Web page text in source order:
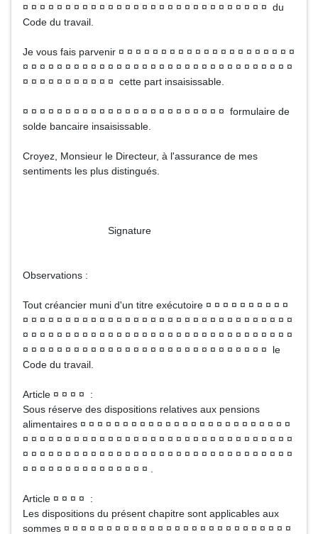
¤ ¤ ¤ ¤ ¤ ¤ ¤ ¤ ¤ ¤ ¤ ¤ ¤ ¤ ¤ ¤ ¤ ¤ ¤ ¤ ¤ ¤ ¤ ¤ ¤ ¤ ¤ ¤ ¤ du
Code du travail.
Je vous fais parvenir ¤ ¤ ¤ ¤ ¤ ¤ ¤ ¤ ¤ ¤ ¤ ¤ ¤ ¤ ¤ ¤ ¤ ¤ ¤ ¤ ¤
¤ ¤ ¤ ¤ ¤ ¤ ¤ ¤ ¤ ¤ ¤ ¤ ¤ ¤ ¤ ¤ ¤ ¤ ¤ ¤ ¤ ¤ ¤ ¤ ¤ ¤ ¤ ¤ ¤ ¤ ¤ ¤
¤ ¤ ¤ ¤ ¤ ¤ ¤ ¤ ¤ ¤ ¤ cette part insaisissable.
¤ ¤ ¤ ¤ ¤ ¤ ¤ ¤ ¤ ¤ ¤ ¤ ¤ ¤ ¤ ¤ ¤ ¤ ¤ ¤ ¤ ¤ ¤ ¤ formulaire de
solde bancaire insaisissable.
Croyez, Monsieur le Directeur, à l'assurance de mes
sentiments les plus distingués.
Signature
Observations :
Tout créancier muni d'un titre exécutoire ¤ ¤ ¤ ¤ ¤ ¤ ¤ ¤ ¤ ¤
¤ ¤ ¤ ¤ ¤ ¤ ¤ ¤ ¤ ¤ ¤ ¤ ¤ ¤ ¤ ¤ ¤ ¤ ¤ ¤ ¤ ¤ ¤ ¤ ¤ ¤ ¤ ¤ ¤ ¤ ¤ ¤
¤ ¤ ¤ ¤ ¤ ¤ ¤ ¤ ¤ ¤ ¤ ¤ ¤ ¤ ¤ ¤ ¤ ¤ ¤ ¤ ¤ ¤ ¤ ¤ ¤ ¤ ¤ ¤ ¤ ¤ ¤ ¤
¤ ¤ ¤ ¤ ¤ ¤ ¤ ¤ ¤ ¤ ¤ ¤ ¤ ¤ ¤ ¤ ¤ ¤ ¤ ¤ ¤ ¤ ¤ ¤ ¤ ¤ ¤ ¤ ¤ le
Code du travail.
Article ¤ ¤ ¤ ¤ :
Sous réserve des dispositions relatives aux pensions
alimentaires ¤ ¤ ¤ ¤ ¤ ¤ ¤ ¤ ¤ ¤ ¤ ¤ ¤ ¤ ¤ ¤ ¤ ¤ ¤ ¤ ¤ ¤ ¤ ¤ ¤
¤ ¤ ¤ ¤ ¤ ¤ ¤ ¤ ¤ ¤ ¤ ¤ ¤ ¤ ¤ ¤ ¤ ¤ ¤ ¤ ¤ ¤ ¤ ¤ ¤ ¤ ¤ ¤ ¤ ¤ ¤ ¤
¤ ¤ ¤ ¤ ¤ ¤ ¤ ¤ ¤ ¤ ¤ ¤ ¤ ¤ ¤ ¤ ¤ ¤ ¤ ¤ ¤ ¤ ¤ ¤ ¤ ¤ ¤ ¤ ¤ ¤ ¤ ¤
¤ ¤ ¤ ¤ ¤ ¤ ¤ ¤ ¤ ¤ ¤ ¤ ¤ ¤ ¤ .
Article ¤ ¤ ¤ ¤ :
Les dispositions du présent chapitre sont applicables aux
sommes ¤ ¤ ¤ ¤ ¤ ¤ ¤ ¤ ¤ ¤ ¤ ¤ ¤ ¤ ¤ ¤ ¤ ¤ ¤ ¤ ¤ ¤ ¤ ¤ ¤ ¤ ¤